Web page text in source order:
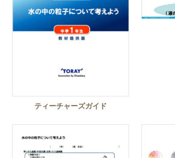
ティーチャーズガイド